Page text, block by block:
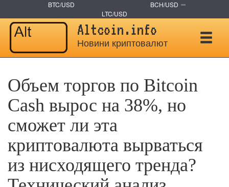
BTC/USD
BCH/USD
LTC/USD
Altcoin.info
Новини криптовалют
Объем торгов по Bitcoin
Cash вырос на 38%, но
сможет ли эта
криптовалюта вырваться
из нисходящего тренда?